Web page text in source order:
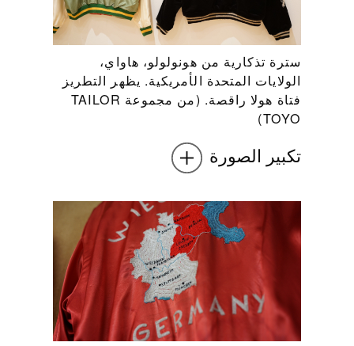
سترة تذكارية من هونولولو، هاواي،
الولايات المتحدة الأمريكية. يظهر التطريز
فتاة هولا راقصة. (من مجموعة TAILOR
TOYO)
تكبير الصورة